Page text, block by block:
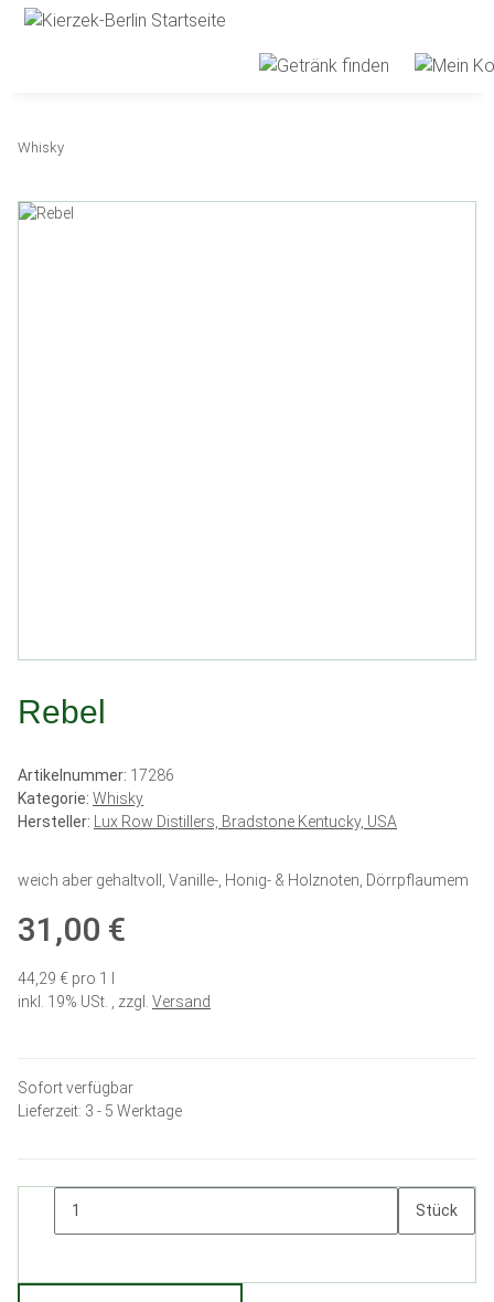
Whisky
Rebel
Artikelnummer: 17286
Kategorie: Whisky
Hersteller:
Lux Row Distillers, Bradstone Kentucky, USA
weich aber gehaltvoll, Vanille-, Honig- & Holznoten, Dörrpflaumem
31,00 €
44,29 € pro 1 l
inkl. 19% USt. , zzgl. Versand
Sofort verfügbar
Lieferzeit: 3 - 5 Werktage
Stück